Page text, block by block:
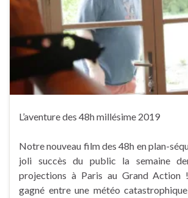
L’aventure des 48h millésime 2019
Notre nouveau film des 48h en plan-
joli succès du public la semaine
projections à Paris au Grand Action
gagné entre une météo